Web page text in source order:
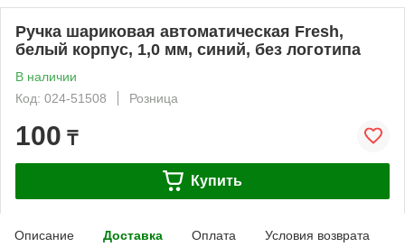
Ручка шариковая автоматическая Fresh,
белый корпус, 1,0 мм, синий, без логотипа
В наличии
Код: 024-51508
Розница
100 ₸
Купить
Описание Доставка Оплата Условия возврата